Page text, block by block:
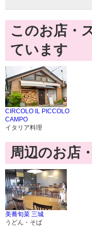
このお店・
ています
CIRCOLO IL PICCOLO
CAMPO
イタリア料理
周辺のお店
美蕎旬菜 三城
うどん・そば